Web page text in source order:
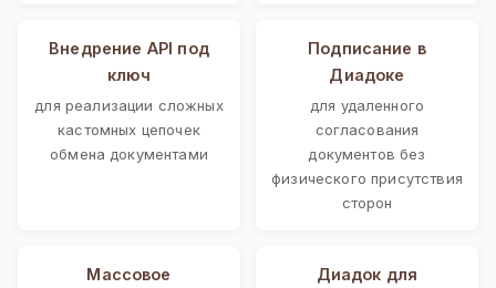
Внедрение API под
ключ
для реализации сложных
кастомных цепочек
обмена документами
Подписание в
Диадоке
для удаленного
согласования
документов без
физического присутствия
сторон
Массовое
Диадок для